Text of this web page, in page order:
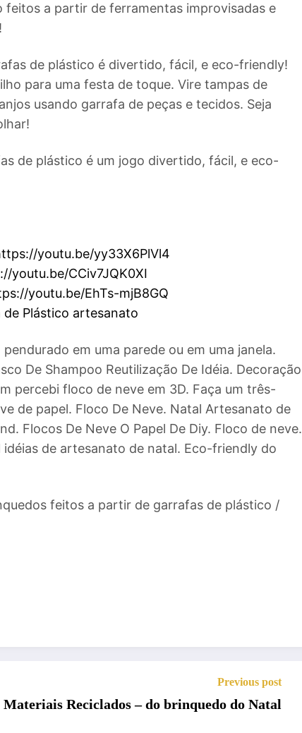
feitos a partir de ferramentas improvisadas e
de plástico é divertido, fácil, e eco-friendly!
para uma festa de toque. Vire tampas de
usando garrafa de peças e tecidos. Seja
de plástico é um jogo divertido, fácil, e eco-
youtu.be/yy33X6PlVl4
youtu.be/CCiv7JQK0XI
youtu.be/EhTs-mjB8GQ
de Plástico artesanato
em uma parede ou em uma janela.
De Shampoo Reutilização De Idéia. Decoração
percebi floco de neve em 3D. Faça um três-
de papel. Floco De Neve. Natal Artesanato de
Flocos De Neve O Papel De Diy. Floco de neve.
de artesanato de natal. Eco-friendly do
feitos a partir de garrafas de plástico /
Previous post
Reciclados – do brinquedo do Natal